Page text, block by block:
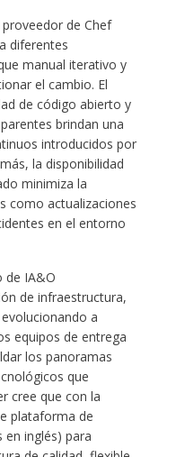
de Chef
diferentes
manual iterativo y
el cambio. El
de código abierto y
brindan una
introducidos por
la disponibilidad
minimiza la
como actualizaciones
en el entorno
de IA&O
de infraestructura,
a
equipos de entrega
los panoramas
que
cree que con la
plataforma de
en inglés) para